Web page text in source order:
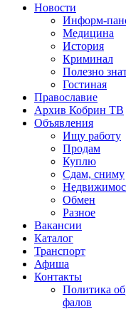
Новости
Информ-
Медицина
История
Криминал
Полезно
Гостиная
Православие
Архив Кобрин ТВ
Объявления
Ищу работу
Продам
Куплю
Сдам, сниму
Обмен
Разное
Вакансии
Каталог
Транспорт
Афиша
Контакты
Политика
фалов